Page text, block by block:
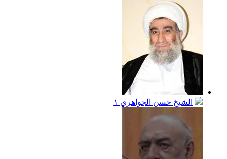
الشيخ حسن الجواهري ١